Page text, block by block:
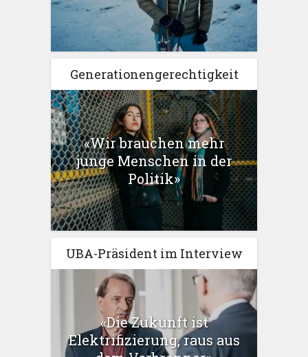
Generationengerechtigkeit
«Wir brauchen mehr
junge Menschen in der
Politik»
UBA-Präsident im Interview
«Die Zukunft ist
Elektrifizierung, raus aus